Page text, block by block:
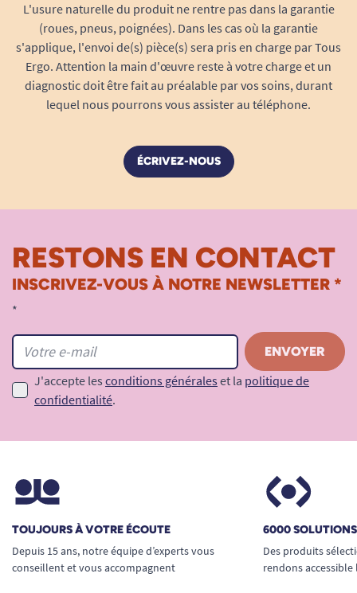
L'usure naturelle du produit ne rentre pas dans la garantie
(roues, pneus, poignées). Dans les cas où la garantie
s'applique, l'envoi de(s) pièce(s) sera pris en charge par Tous
Ergo. Attention la main d'œuvre reste à votre charge et un
diagnostic doit être fait au préalable par vos soins, durant
lequel nous pourrons vous assister au téléphone.
ÉCRIVEZ-NOUS
RESTONS EN CONTACT
INSCRIVEZ-VOUS À NOTRE NEWSLETTER *
*
J'accepte les conditions générales et la politique de
confidentialité.
TOUJOURS À VOTRE ÉCOUTE
Depuis 15 ans, notre équipe d’experts vous
conseillent et vous accompagnent
6000
Des produits
rendons